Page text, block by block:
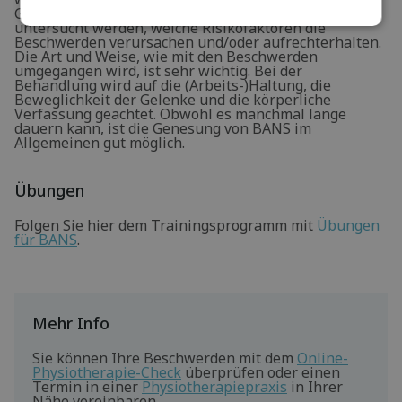
Gemeinsam mit einem Physiotherapeuten kann
untersucht werden, welche Risikofaktoren die
Beschwerden verursachen und/oder aufrechterhalten.
Die Art und Weise, wie mit den Beschwerden
umgegangen wird, ist sehr wichtig. Bei der
Behandlung wird auf die (Arbeits-)Haltung, die
Beweglichkeit der Gelenke und die körperliche
Verfassung geachtet. Obwohl es manchmal lange
dauern kann, ist die Genesung von BANS im
Allgemeinen gut möglich.
Übungen
Folgen Sie hier dem Trainingsprogramm mit Übungen
für BANS.
Mehr Info
Sie können Ihre Beschwerden mit dem Online-
Physiotherapie-Check überprüfen oder einen
Termin in einer Physiotherapiepraxis in Ihrer